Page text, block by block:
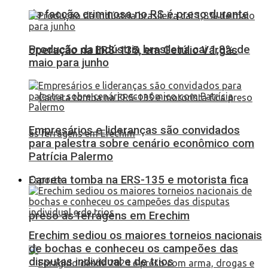
de facção criminosa no RS é preso durante
operação na ERS-135, em Getúlio Vargas
Carreta tomba na ERS-135 e motorista fica
preso às ferragens em Erechim
Produção da indústria brasileira cai 1,8% de
maio para junho
Empresários e lideranças são convidados
para palestra sobre cenário econômico com
Patrícia Palermo
Esporte
Erechim sediou os maiores torneios nacionais
de bochas e conheceu os campeões das
disputas individual e de trios